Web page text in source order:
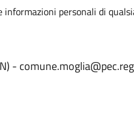
personali di
-